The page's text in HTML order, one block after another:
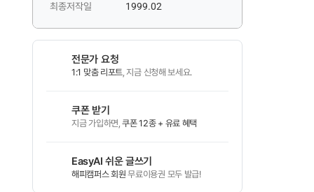
최종저작일
1999.02
전문가 요청
1:1 맞춤 리포트, 지금 신청해 보세요.
쿠폰 받기
지금 가입하면,쿠폰 12종 + 유료 혜택
EasyAI 쉬운 글쓰기
해피캠퍼스 회원 무료이용권 모두 발급!